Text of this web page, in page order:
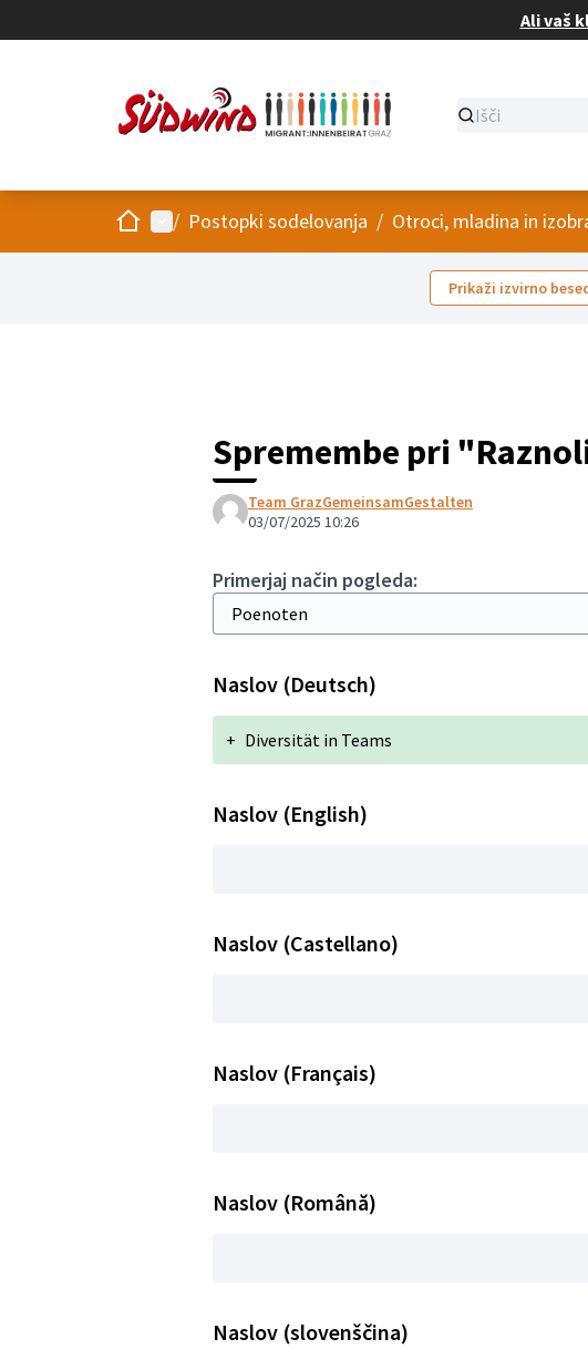
Ali vaš
DomovMain menu
/ Postopki sodelovanja / Otroci, mladina in
Prikaži izvirno
Spremembe pri
Team GrazGemeinsamGestalten
03/07/2025 10:26
Primerjaj način pogleda:
Naslov (Deutsch)
+ Diversität in Teams
Naslov (English)
Naslov (Castellano)
Naslov (Français)
Naslov (Română)
Naslov (slovenščina)